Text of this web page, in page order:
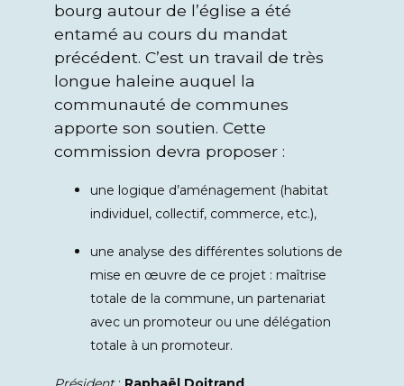
bourg autour de l’église a été
entamé au cours du mandat
précédent. C’est un travail de très
longue haleine auquel la
communauté de communes
apporte son soutien. Cette
commission devra proposer :
une logique d’aménagement (habitat
individuel, collectif, commerce, etc.),
une analyse des différentes solutions de
mise en œuvre de ce projet : maîtrise
totale de la commune, un partenariat
avec un promoteur ou une délégation
totale à un promoteur.